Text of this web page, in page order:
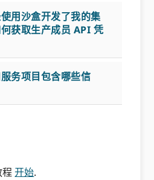
用沙盒开发了我的集
获取生产成员 API 凭
务项目包含哪些信
程开始.